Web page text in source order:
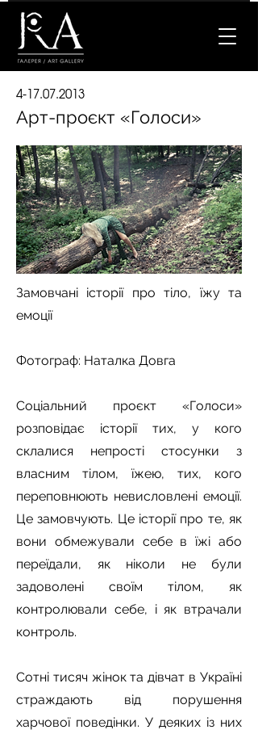
4-17.07.2013
Арт-проєкт «Голоси»
Замовчані історії про тіло, їжу та
емоції
Фотограф: Наталка Довга
Соціальний проєкт «Голоси»
розповідає історії тих, у кого
склалися непрості стосунки з
власним тілом, їжею, тих, кого
переповнюють невисловлені емоції.
Це замовчують. Це історії про те, як
вони обмежували себе в їжі або
переїдали, як ніколи не були
задоволені своїм тілом, як
контролювали себе, і як втрачали
контроль.
Сотні тисяч жінок та дівчат в Україні
страждають від порушення
харчової поведінки. У деяких із них